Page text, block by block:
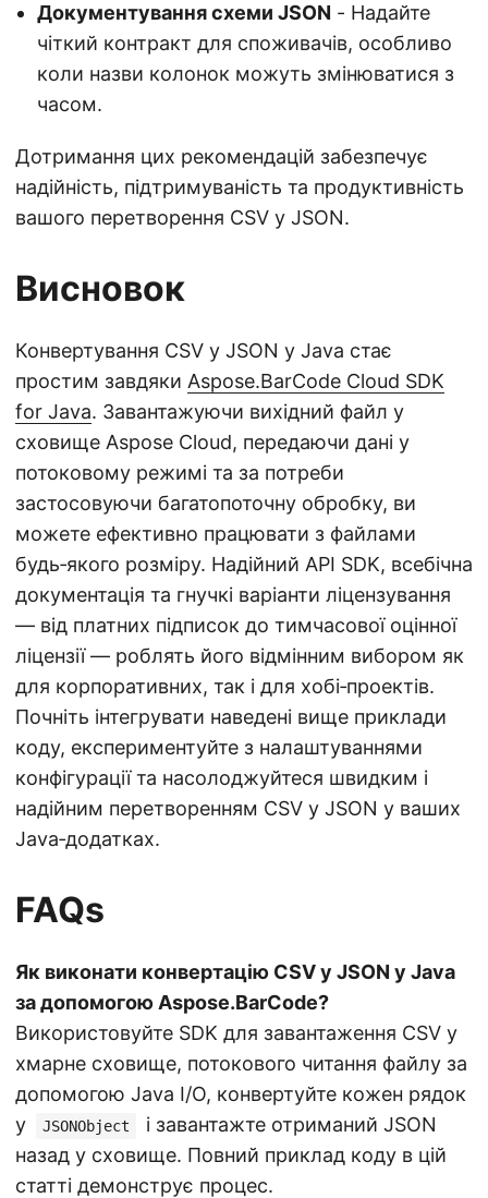
Документування схеми JSON - Надайте
чіткий контракт для споживачів, особливо
коли назви колонок можуть змінюватися з
часом.
Дотримання цих рекомендацій забезпечує
надійність, підтримуваність та продуктивність
вашого перетворення CSV у JSON.
Висновок
Конвертування CSV у JSON у Java стає
простим завдяки Aspose.BarCode Cloud SDK
for Java. Завантажуючи вихідний файл у
сховище Aspose Cloud, передаючи дані у
потоковому режимі та за потреби
застосовуючи багатопоточну обробку, ви
можете ефективно працювати з файлами
будь‑якого розміру. Надійний API SDK, всебічна
документація та гнучкі варіанти ліцензування
— від платних підписок до тимчасової оцінної
ліцензії — роблять його відмінним вибором як
для корпоративних, так і для хобі‑проектів.
Почніть інтегрувати наведені вище приклади
коду, експериментуйте з налаштуваннями
конфігурації та насолоджуйтеся швидким і
надійним перетворенням CSV у JSON у ваших
Java‑додатках.
FAQs
Як виконати конвертацію CSV у JSON у Java
за допомогою Aspose.BarCode?
Використовуйте SDK для завантаження CSV у
хмарне сховище, потокового читання файлу за
допомогою Java I/O, конвертуйте кожен рядок
у
JSONObject
і завантажте отриманий JSON
назад у сховище. Повний приклад коду в цій
статті демонструє процес.